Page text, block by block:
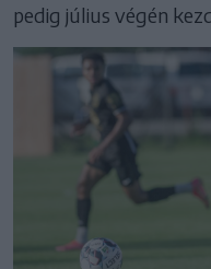
pedig július végén